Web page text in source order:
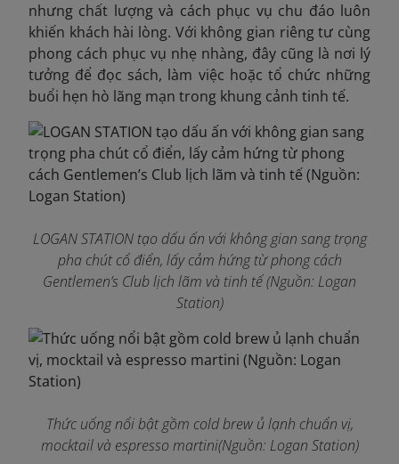
nhưng chất lượng và cách phục vụ chu đáo luôn
khiến khách hài lòng. Với không gian riêng tư cùng
phong cách phục vụ nhẹ nhàng, đây cũng là nơi lý
tưởng để đọc sách, làm việc hoặc tổ chức những
buổi hẹn hò lãng mạn trong khung cảnh tinh tế.
LOGAN STATION tạo dấu ấn với không gian sang trọng
pha chút cổ điển, lấy cảm hứng từ phong cách
Gentlemen’s Club lịch lãm và tinh tế(Nguồn: Logan
Station)
Thức uống nổi bật gồm cold brew ủ lạnh chuẩn vị,
mocktail và espresso martini(Nguồn: Logan Station)